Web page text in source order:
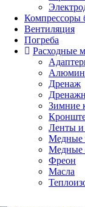
Компрессоры
Вентиляция
Погреба
Расходные
Дренаж
Зимние
Ленты и
Медные
Медные
Фреон
Масла